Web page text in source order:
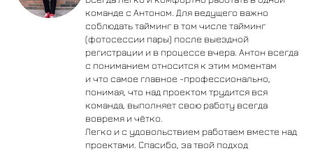
команде с Антоном. Для ведущего важно
соблюдать тайминг в том числе тайминг
(фотосессии пары) после выездной
регистрации и в процессе вчера. Антон всегда
с пониманием относится к этим моментам
и что самое главное -профессионально,
понимая, что над проектом трудится вся
команда, выполняет свою работу всегда
вовремя и чётко.
Легко и с удовольствием работаем вместе над
проектами. Спасибо, за твой подход